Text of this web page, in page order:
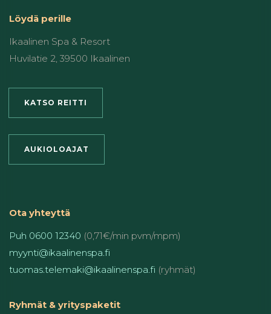
Löydä perille
Ikaalinen Spa & Resort
Huvilatie 2, 39500 Ikaalinen
KATSO REITTI
AUKIOLOAJAT
Ota yhteyttä
Puh 0600 12340 (0,71€/min pvm/mpm)
myynti@ikaalinenspa.fi
tuomas.telemaki@ikaalinenspa.fi (ryhmät)
Ryhmät & yrityspaketit